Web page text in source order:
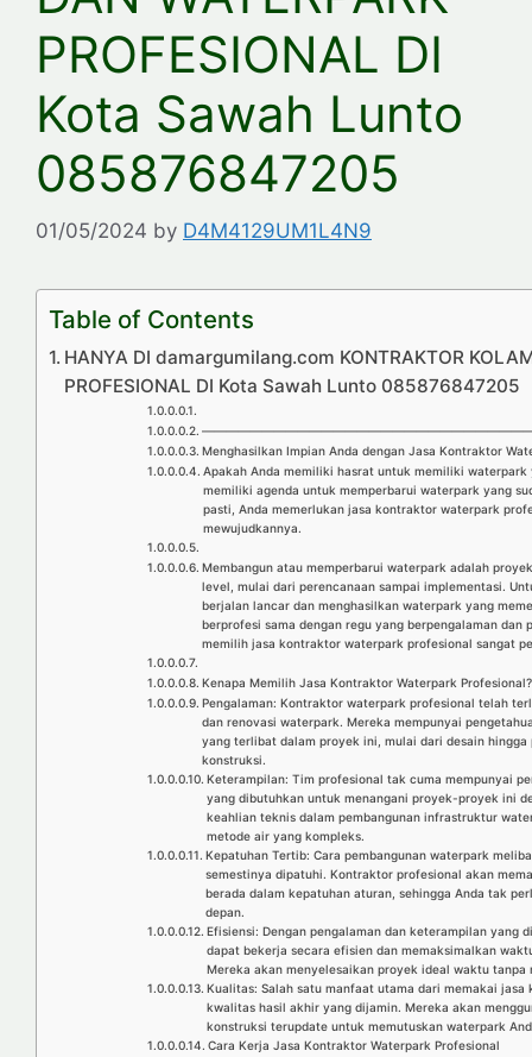
PROFESIONAL DI
Kota Sawah Lunto
085876847205
01/05/2024 by D4M4129UM1L4N9
Table of Contents
HANYA DI damargumilang.com KONTRAKTOR
PROFESIONAL DI Kota Sawah Lunto 085876847205
Menghasilkan Impian Anda dengan Jasa Kontraktor
Apakah Anda memiliki hasrat untuk memiliki waterpark
memiliki agenda untuk memperbarui waterpark yang
pasti, Anda memerlukan jasa kontraktor waterpark
mewujudkannya.
Membangun atau memperbarui waterpark adalah
level, mulai dari perencanaan sampai implementasi.
berjalan lancar dan menghasilkan waterpark yang
berprofesi sama dengan regu yang berpengalaman
memilih jasa kontraktor waterpark profesional sangat
Kenapa Memilih Jasa Kontraktor Waterpark Profesional?
Pengalaman: Kontraktor waterpark profesional telah
dan renovasi waterpark. Mereka mempunyai
yang terlibat dalam proyek ini, mulai dari desain
konstruksi.
Keterampilan: Tim profesional tak cuma mempunyai
yang dibutuhkan untuk menangani proyek-proyek ini
keahlian teknis dalam pembangunan infrastruktur
metode air yang kompleks.
Kepatuhan Tertib: Cara pembangunan waterpark
semestinya dipatuhi. Kontraktor profesional akan
berada dalam kepatuhan aturan, sehingga Anda tak
depan.
Efisiensi: Dengan pengalaman dan keterampilan
dapat bekerja secara efisien dan memaksimalkan
Mereka akan menyelesaikan proyek ideal waktu tanpa
Kualitas: Salah satu manfaat utama dari memakai
kwalitas hasil akhir yang dijamin. Mereka akan
konstruksi terupdate untuk memutuskan waterpark
Cara Kerja Jasa Kontraktor Waterpark Profesional